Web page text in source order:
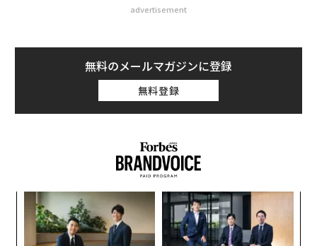
advertisement
無料のメールマガジンに登録
無料登録